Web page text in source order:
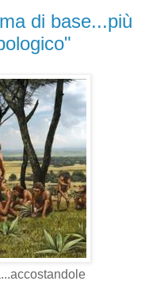
di base...più